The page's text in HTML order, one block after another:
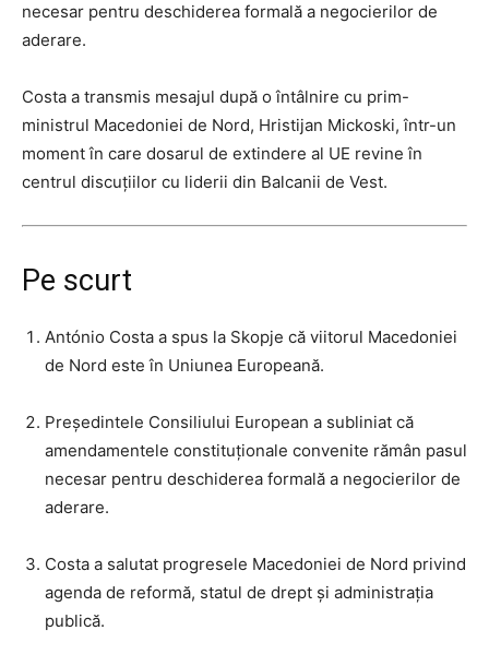
necesar pentru deschiderea formală a negocierilor de
aderare.
Costa a transmis mesajul după o întâlnire cu prim-
ministrul Macedoniei de Nord, Hristijan Mickoski, într-un
moment în care dosarul de extindere al UE revine în
centrul discuțiilor cu liderii din Balcanii de Vest.
Pe scurt
António Costa a spus la Skopje că viitorul Macedoniei
de Nord este în Uniunea Europeană.
Președintele Consiliului European a subliniat că
amendamentele constituționale convenite rămân pasul
necesar pentru deschiderea formală a negocierilor de
aderare.
Costa a salutat progresele Macedoniei de Nord privind
agenda de reformă, statul de drept și administrația
publică.